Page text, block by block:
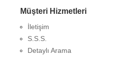
Müşteri Hizmetleri
İletişim
S.S.S.
Detaylı Arama